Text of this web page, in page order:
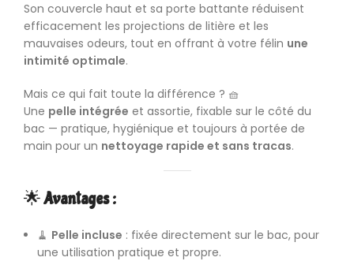
Son couvercle haut et sa porte battante réduisent
efficacement les projections de litière et les
mauvaises odeurs, tout en offrant à votre félin une
intimité optimale.
Mais ce qui fait toute la différence ? 🧺
Une pelle intégrée et assortie, fixable sur le côté du
bac — pratique, hygiénique et toujours à portée de
main pour un nettoyage rapide et sans tracas.
🌟Avantages :
🧹 Pelle incluse : fixée directement sur le bac, pour
une utilisation pratique et propre.